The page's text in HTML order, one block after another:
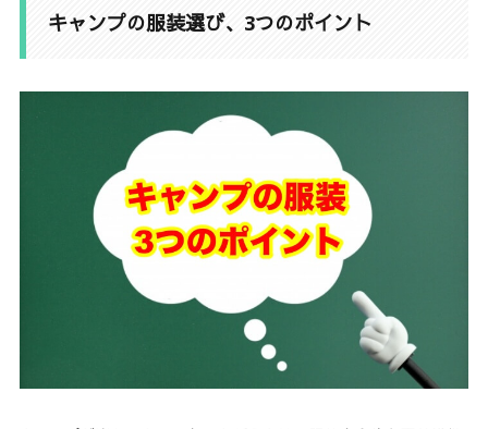
キャンプの服装は “ 重ね着 ”
【初心者でもわかる】子どもキャンプの服装まと
3-1. インナー
防寒着（アウター類）
3-4. 下着
キャンプの服装選び、3つのポイント